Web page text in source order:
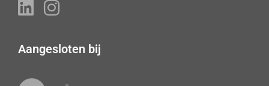
Aangesloten bij